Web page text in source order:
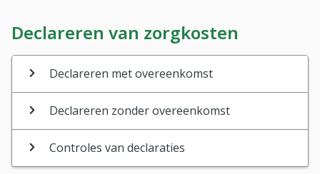
Declareren van zorgkosten
Declareren met overeenkomst
Declareren zonder overeenkomst
Controles van declaraties